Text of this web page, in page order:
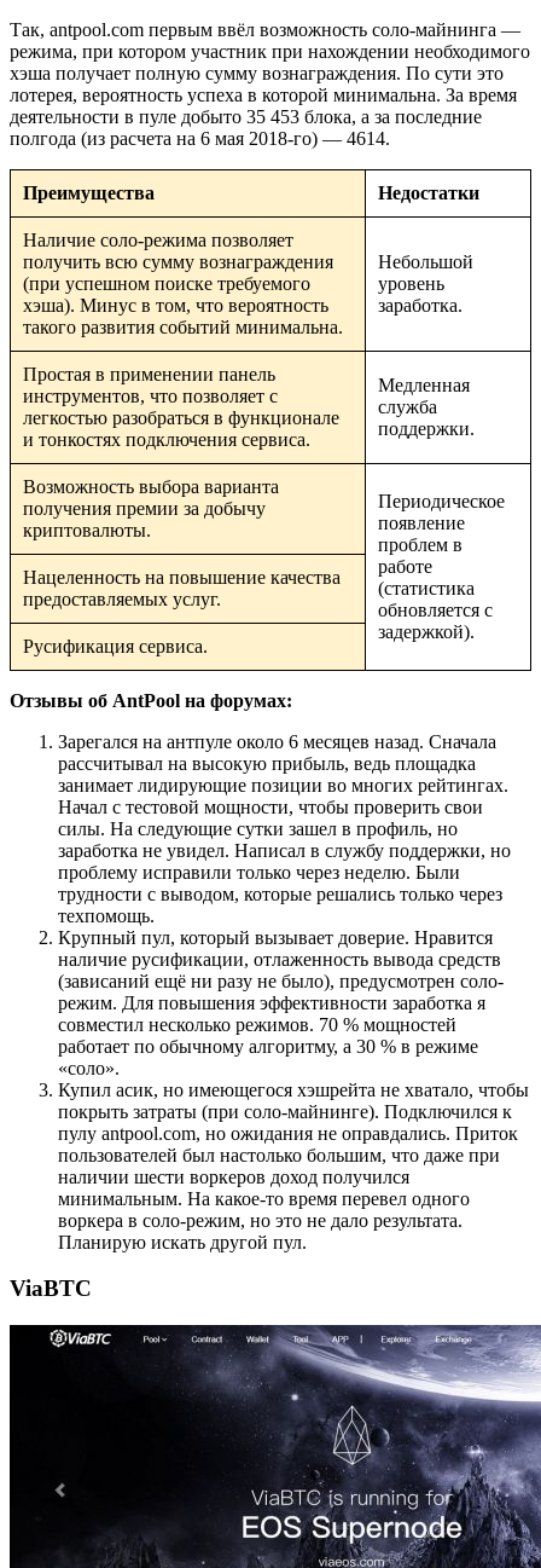
Так, antpool.com первым ввёл возможность соло-майнинга —
режима, при котором участник при нахождении необходимого
хэша получает полную сумму вознаграждения. По сути это
лотерея, вероятность успеха в которой минимальна. За время
деятельности в пуле добыто 35 453 блока, а за последние
полгода (из расчета на 6 мая 2018-го) — 4614.
Преимущества Недостатки
Наличие соло-режима позволяет
получить всю сумму вознаграждения
(при успешном поиске требуемого
хэша). Минус в том, что вероятность
такого развития событий минимальна.
Небольшой
уровень
заработка.
Простая в применении панель
инструментов, что позволяет с
легкостью разобраться в функционале
и тонкостях подключения сервиса.
Медленная
служба
поддержки.
Возможность выбора варианта
получения премии за добычу
криптовалюты.
Периодическое
появление
проблем в
работе
(статистика
обновляется с
задержкой).
Нацеленность на повышение качества
предоставляемых услуг.
Русификация сервиса.
Отзывы об AntPool на форумах:
Зарегался на антпуле около 6 месяцев назад. Сначала
рассчитывал на высокую прибыль, ведь площадка
занимает лидирующие позиции во многих рейтингах.
Начал с тестовой мощности, чтобы проверить свои
силы. На следующие сутки зашел в профиль, но
заработка не увидел. Написал в службу поддержки, но
проблему исправили только через неделю. Были
трудности с выводом, которые решались только через
техпомощь.
Крупный пул, который вызывает доверие. Нравится
наличие русификации, отлаженность вывода средств
(зависаний ещё ни разу не было), предусмотрен соло-
режим. Для повышения эффективности заработка я
совместил несколько режимов. 70 % мощностей
работает по обычному алгоритму, а 30 % в режиме
«соло».
Купил асик, но имеющегося хэшрейта не хватало, чтобы
покрыть затраты (при соло-майнинге). Подключился к
пулу antpool.com, но ожидания не оправдались. Приток
пользователей был настолько большим, что даже при
наличии шести воркеров доход получился
минимальным. На какое-то время перевел одного
воркера в соло-режим, но это не дало результата.
Планирую искать другой пул.
ViaBTC